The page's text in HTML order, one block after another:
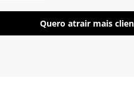
Quero atrair mais